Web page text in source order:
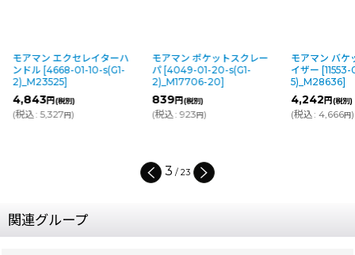
モアマン エクセレイターハ
ンドル [4668-01-10-s(G1-
2)_M23525]
4,843円(税別)
(税込: 5,327円)
モアマン ポケットスクレー
パ [4049-01-20-s(G1-
2)_M17706-20]
839円(税別)
(税込: 923円)
モアマン バケ
イザー [11553-
5)_M28636]
4,242 円(税別)
(税込: 4,666円)
3 / 23
関連グループ